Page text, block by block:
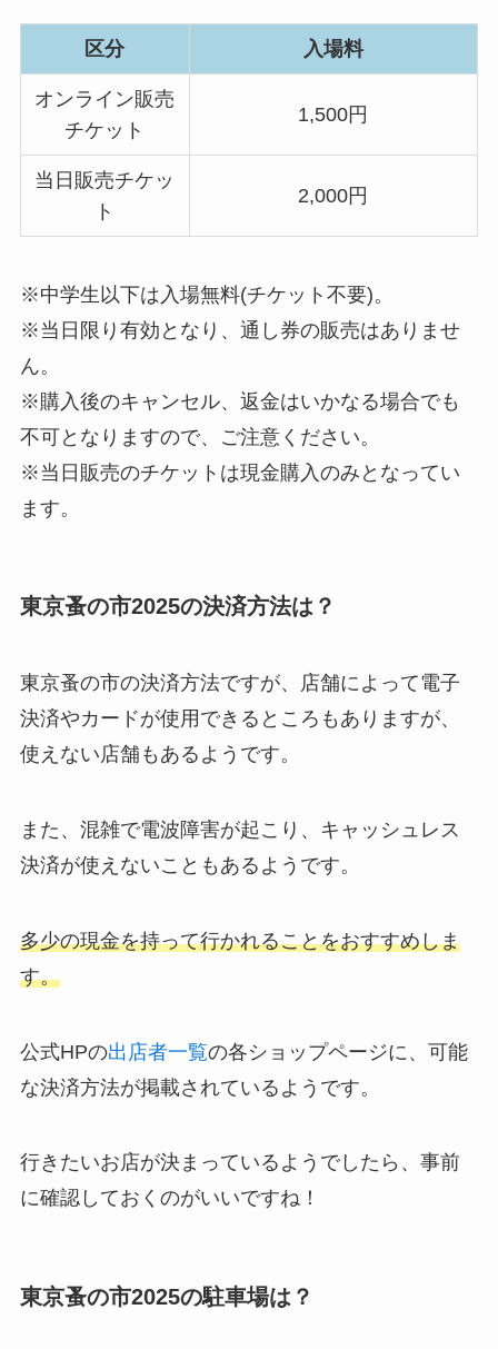
区分 入場料
オンライン販売
チケット
1,500円
当日販売チケッ
ト
2,000円
※中学生以下は入場無料(チケット不要)。
※当日限り有効となり、通し券の販売はありませ
ん。
※購入後のキャンセル、返金はいかなる場合でも
不可となりますので、ご注意ください。
※当日販売のチケットは現金購入のみとなってい
ます。
東京蚤の市2025の決済方法は？
東京蚤の市の決済方法ですが、店舗によって電子
決済やカードが使用できるところもありますが、
使えない店舗もあるようです。
また、混雑で電波障害が起こり、キャッシュレス
決済が使えないこともあるようです。
多少の現金を持って行かれることをおすすめしま
す。
公式HPの出店者一覧の各ショップページに、可能
な決済方法が掲載されているようです。
行きたいお店が決まっているようでしたら、事前
に確認しておくのがいいですね！
東京蚤の市2025の駐車場は？